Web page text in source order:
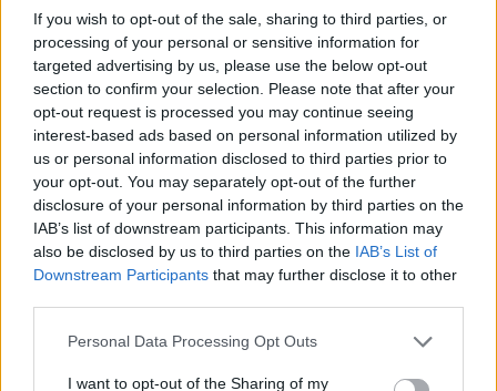
If you wish to opt-out of the sale, sharing to third parties, or
processing of your personal or sensitive information for
targeted advertising by us, please use the below opt-out
section to confirm your selection. Please note that after your
opt-out request is processed you may continue seeing
interest-based ads based on personal information utilized by
us or personal information disclosed to third parties prior to
your opt-out. You may separately opt-out of the further
disclosure of your personal information by third parties on the
IAB’s list of downstream participants. This information may
also be disclosed by us to third parties on the IAB’s List of
Downstream Participants that may further disclose it to other
Please note that this website/app uses one or more Google
not limited to your visit or usage behaviour. You may click to
Personal Data Processing Opt Outs
I want to opt-out of the Sharing of my
Operativamente, imposta autenticazioniSPFDKIM
e DMARC, dominio di invio dedicato, warm-up
graduale delle liste e monitoraggioinbox
placement. Standardizza naming dei tag (es.
cluster_interesse:etf) e crea un dizionario dati
condiviso. Un piccoloplaybookcon errori ricorrenti
e fix rapidi accelera l’onboarding di nuovi redattori.
Template pronti all’uso: oggetti,